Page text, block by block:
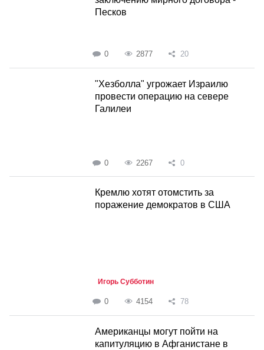
Песков
0 2877 20
"Хезболла" угрожает Израилю
провести операцию на севере
Галилеи
0 2267 0
Кремлю хотят отомстить за
поражение демократов в США
Игорь Субботин
0 4154 78
Американцы могут пойти на
капитуляцию в Афганистане в